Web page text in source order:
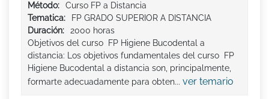
Método:
Curso FP a Distancia
Tematica:
FP GRADO SUPERIOR A DISTANCIA
Duración:
2000 horas
Objetivos del curso FP Higiene Bucodental a
distancia: Los objetivos fundamentales del curso FP
Higiene Bucodental a distancia son, principalmente,
formarte adecuadamente para obten... ver temario